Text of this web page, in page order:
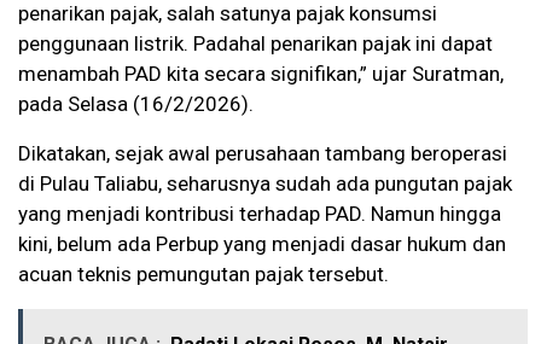
penarikan pajak, salah satunya pajak konsumsi
penggunaan listrik. Padahal penarikan pajak ini dapat
menambah PAD kita secara signifikan,” ujar Suratman,
pada Selasa (16/2/2026).
Dikatakan, sejak awal perusahaan tambang beroperasi
di Pulau Taliabu, seharusnya sudah ada pungutan pajak
yang menjadi kontribusi terhadap PAD. Namun hingga
kini, belum ada Perbup yang menjadi dasar hukum dan
acuan teknis pemungutan pajak tersebut.